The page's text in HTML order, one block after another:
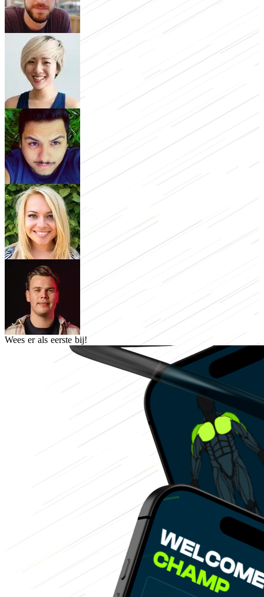
Wees er als eerste bij!